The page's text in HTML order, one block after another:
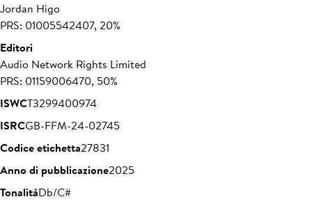
Jordan Higo
PRS: 01005542407, 20%
Editori
Audio Network Rights Limited
PRS: 01159006470, 50%
ISWCT3299400974
ISRCGB-FFM-24-02745
Codice etichetta27831
Anno di pubblicazione2025
TonalitàDb/C#